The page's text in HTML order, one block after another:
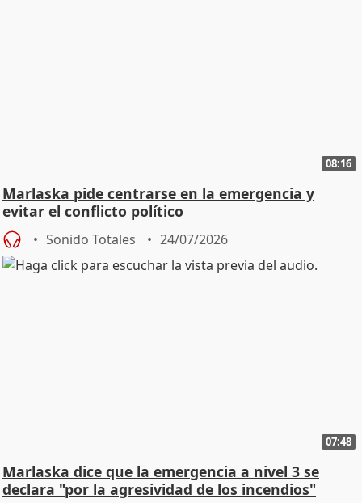
08:16
Marlaska pide centrarse en la emergencia y
evitar el conflicto político
Sonido Totales 24/07/2026
07:48
Marlaska dice que la emergencia a nivel 3 se
declara "por la agresividad de los incendios"